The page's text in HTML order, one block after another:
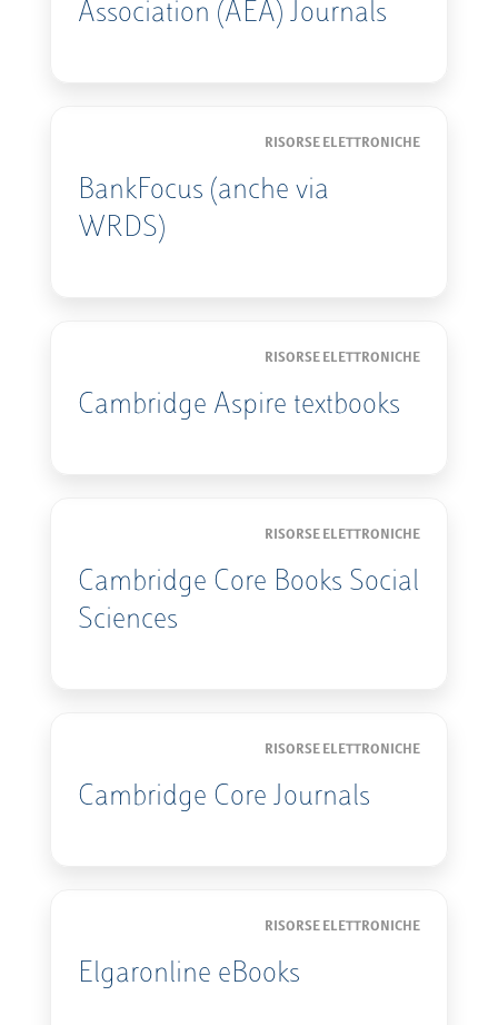
Association (AEA) Journals
RISORSE ELETTRONICHE
BankFocus (anche via
WRDS)
RISORSE ELETTRONICHE
Cambridge Aspire textbooks
RISORSE ELETTRONICHE
Cambridge Core Books Social
Sciences
RISORSE ELETTRONICHE
Cambridge Core Journals
RISORSE ELETTRONICHE
Elgaronline eBooks